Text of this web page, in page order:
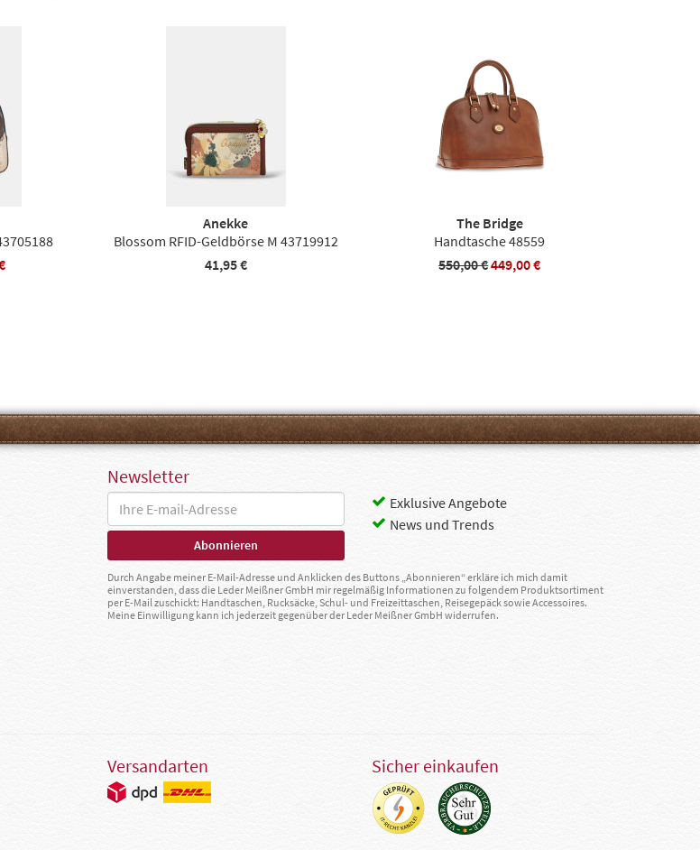
Anekke
Blossom RFID-Geldbörse M 43719912
41,95 €
The Bridge
Handtasche 48559
550,00 €449,00 €
Newsletter
Exklusive Angebote
News und Trends
Durch Angabe meiner E-Mail-Adresse und Anklicken des Buttons „Abonnieren“ erkläre ich mich damit
einverstanden, dass die Leder Meißner GmbH mir regelmäßig Informationen zu folgendem Produktsortiment
per E-Mail zuschickt: Handtaschen, Rucksäcke, Schul- und Freizeittaschen, Reisegepäck sowie Accessoires.
Meine Einwilligung kann ich jederzeit gegenüber der Leder Meißner GmbH widerrufen.
Versandarten Sicher einkaufen